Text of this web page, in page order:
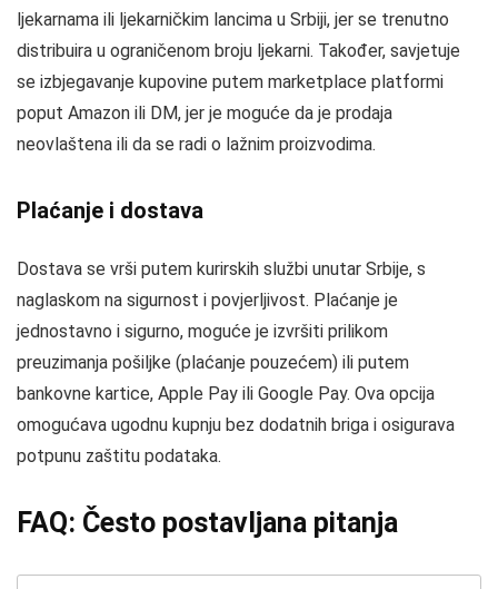
ljekarnama ili ljekarničkim lancima u Srbiji, jer se trenutno
distribuira u ograničenom broju ljekarni. Također, savjetuje
se izbjegavanje kupovine putem marketplace platformi
poput Amazon ili DM, jer je moguće da je prodaja
neovlaštena ili da se radi o lažnim proizvodima.
Plaćanje i dostava
Dostava se vrši putem kurirskih službi unutar Srbije, s
naglaskom na sigurnost i povjerljivost. Plaćanje je
jednostavno i sigurno, moguće je izvršiti prilikom
preuzimanja pošiljke (plaćanje pouzećem) ili putem
bankovne kartice, Apple Pay ili Google Pay. Ova opcija
omogućava ugodnu kupnju bez dodatnih briga i osigurava
potpunu zaštitu podataka.
FAQ: Često postavljana pitanja